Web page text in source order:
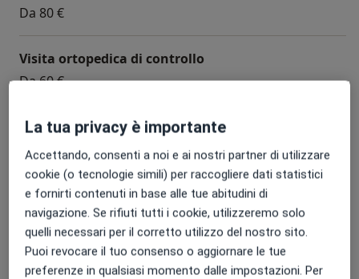
Da 80 €
Visita ortopedica di controllo
Da 60 €
Acido ialuronico
Visita ortopedica
Da 100 €
Infiltrazione acido ialuronico
Da 80 €
La tua privacy è importante
Accettando, consenti a noi e ai nostri partner di utilizzare
cookie (o tecnologie simili) per raccogliere dati statistici
e fornirti contenuti in base alle tue abitudini di
navigazione. Se rifiuti tutti i cookie, utilizzeremo solo
quelli necessari per il corretto utilizzo del nostro sito.
Puoi revocare il tuo consenso o aggiornare le tue
preferenze in qualsiasi momento dalle impostazioni. Per